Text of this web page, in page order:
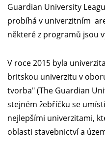
Guardian University
probíhá v univerzitním
některé z programů jsou
V roce 2015 byla
britskou univerzitu v
tvorba" (The Guardian
stejném žebříčku se
nejlepšími univerzitami,
oblasti stavebnictví a